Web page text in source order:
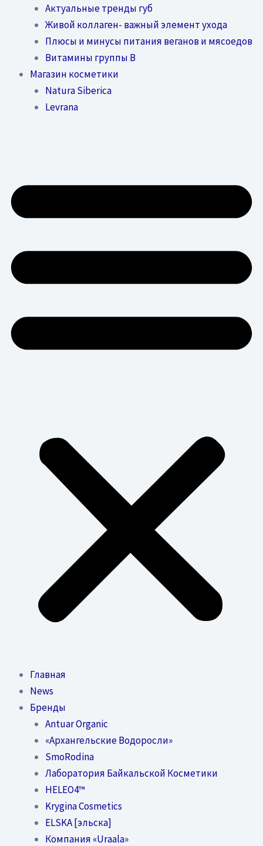
Актуальные тренды губ
Живой коллаген- важный элемент ухода
Плюсы и минусы питания веганов и мясоедов
Витамины группы В
Магазин косметики
Natura Siberica
Levrana
Главная
News
Бренды
Antuar Organic
«Архангельские Водоросли»
SmoRodina
Лаборатория Байкальской Косметики
HELEO4™
Krygina Cosmetics
ELSKA [эльска]
Компания «Uraala»